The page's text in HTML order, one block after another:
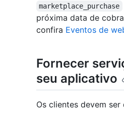
marketplace_purchase
próxima data de
confira Eventos de
Fornecer
seu aplicativo
Os clientes devem